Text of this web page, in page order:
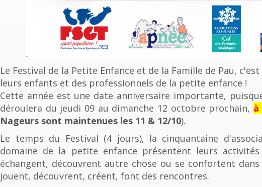
Le Festival de la Petite Enfance et de la Famille de Pau,
leurs enfants et des professionnels de la petite enfance !
Cette année est une date anniversaire importante,
déroulera du jeudi 09 au dimanche 12 octobre prochain, à
Nageurs sont maintenues les 11 & 12/10).
Le temps du Festival (4 jours), la cinquantaine
domaine de la petite enfance présentent leurs
échangent, découvrent autre chose ou se confortent
jouent, découvrent, créent, font des rencontres.